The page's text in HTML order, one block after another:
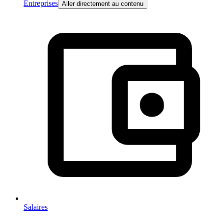
Entreprises Aller directement au contenu
Salaires